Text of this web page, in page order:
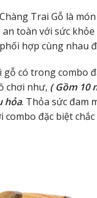
Trai Gỗ là
an toàn với sức khỏe
phối hợp cùng nhau
có trong combo
chơi như, ( Gồm 10
hỏa. Thỏa sức đam
combo đặc biệt